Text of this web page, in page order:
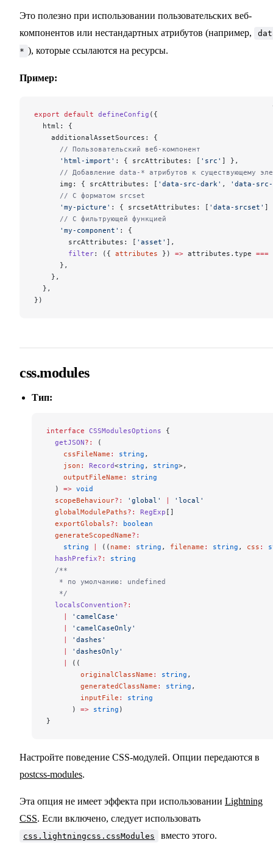
Это полезно при использовании пользовательских веб-
компонентов или нестандартных атрибутов (например,
* ), которые ссылаются на ресурсы.
Пример:
export default defineConfig ({
  html: {
    additionalAssetSources: {
      // Пользовательский веб-компонент
      'html-import'
: { srcAttributes: [ 'src' ] },
// Добавление data-* атрибутов к существующему
      img: { srcAttributes: [
'data-src-dark' ,
'data-
      // С форматом srcset
      'my-picture'
: { srcsetAttributes: [ 'data-srcset' ]
      // С фильтрующей функцией
      'my-component'
: {
        srcAttributes: [
'asset' ],
        filter
: ({ attributes }) => attributes.type ===
      },
    },
  },
})
css.modules
Тип:
interface CSSModulesOptions {
  getJSON
?:
(
    cssFileName
: string ,
    json
: Record<string , string>,
    outputFileName
:
string
  )
=> void
  scopeBehaviour
?: 'global'
'local'
  globalModulePaths
?: RegExp []
  exportGlobals
?:
boolean
  generateScopedName
?:
    string
(( name : string , filename : string , css :
  hashPrefix
?:
string
  /**
   * по умолчанию: undefined
   */
  localsConvention
?:
'camelCase'
'camelCaseOnly'
'dashes'
'dashesOnly'
((
        originalClassName
: string ,
        generatedClassName
: string ,
        inputFile
:
string
      )
=> string )
}
Настройте поведение CSS-модулей. Опции передаются в
postcss-modules.
Эта опция не имеет эффекта при использовании Lightning
CSS. Если включено, следует использовать
css.lightningcss.cssModules вместо этого.